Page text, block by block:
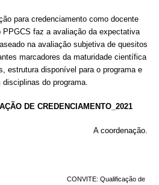
credenciamento como docente
PPGCS faz a avaliação da expectativa
na avaliação subjetiva de quesitos
marcadores da maturidade científica
estrutura disponível para o programa e
do programa.
DE CREDENCIAMENTO_2021
A coordenação.
CONVITE: Qualificação de